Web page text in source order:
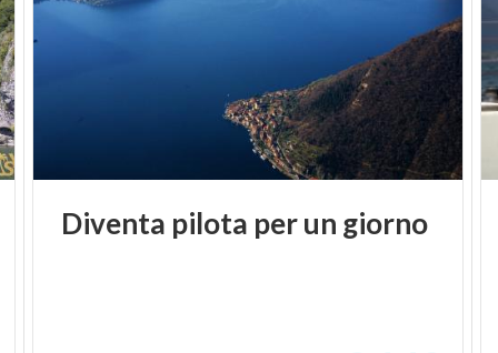
Diventa pilota perun giorno